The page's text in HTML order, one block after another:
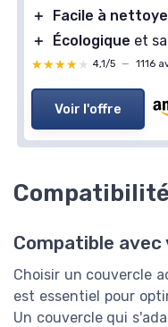
＋
Facile à
＋
Écologique et
★★★★★
★★★★★ 4,1/5 — 1116
Voir l'offre
Compatible avec
Choisir un couvercle
est essentiel pour
Un couvercle qui